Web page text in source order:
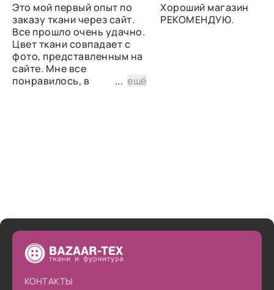
Это мой первый опыт по
заказу ткани через сайт.
Все прошло очень удачно.
Цвет ткани совпадает с
фото, представленным на
сайте. Мне все
понравилось, в
...ещё
Хороший магазин
РЕКОМЕНДУЮ.
КОНТАКТЫ